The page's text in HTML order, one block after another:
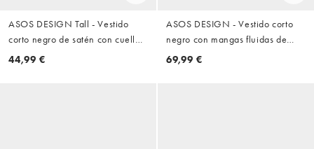
ASOS DESIGN Tall - Vestido
corto negro de satén con cuello
recto y bajo de encaje
44,99 €
ASOS DESIGN - Vestido corto
negro con mangas fluidas de
croché
69,99 €